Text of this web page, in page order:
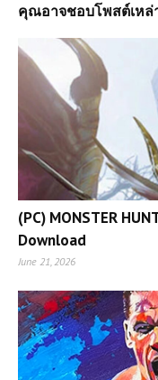
คุณอาจชอบโพสต์เหล่
(PC) MONSTER
Download
June 21, 2026